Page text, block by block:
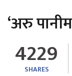
‘अरु
4229
SHARES